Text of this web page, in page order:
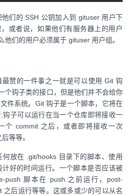
们的 SSH 公钥加入到 gituser 用户下
或者说，如果他们有服务器上的用户
他们的用户必须属于 gituser 用户组。
赞的一件事之一就是可以使用 Git 钩
个钩子类的接口，但是他们并不会给你
件系统。Git 钩子是一个脚本，它将在
子可以运行在当一个仓库即将接收一
个 commit 之后，或者即将接收一次
等等。
放在 .git/hooks 目录下的脚本、使用
好的时间运行。一个脚本是否应该被
push 脚本在 push 之前运行，post-
之后运行等等。这或多或少的可以从名